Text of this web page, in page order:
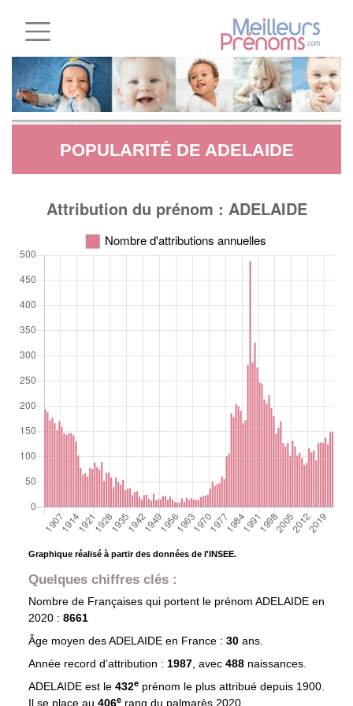
POPULARITÉ DE ADELAIDE
Graphique réalisé à partir des données de l'INSEE.
Quelques chiffres clés :
Nombre de Françaises qui portent le prénom ADELAIDE en
2020 : 8661
Âge moyen desADELAIDEen France : 30 ans.
Année record d’attribution : 1987, avec 488 naissances.
ADELAIDE est le 432eprénom le plus attribué depuis 1900.
Il se place au 406e rang du palmarès 2020.